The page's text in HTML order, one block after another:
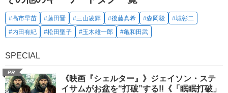
#高市早苗 #藤田晋 #三山凌輝 #後藤真希 #森岡毅
#城彰二
#内田有紀
#松田聖子 #玉木雄一郎 #亀和田武
SPECIAL
PR
《映画『シェルター』》ジェイソン・ステ
イサムがお盆を“打破”する!!《「眠眠打破」